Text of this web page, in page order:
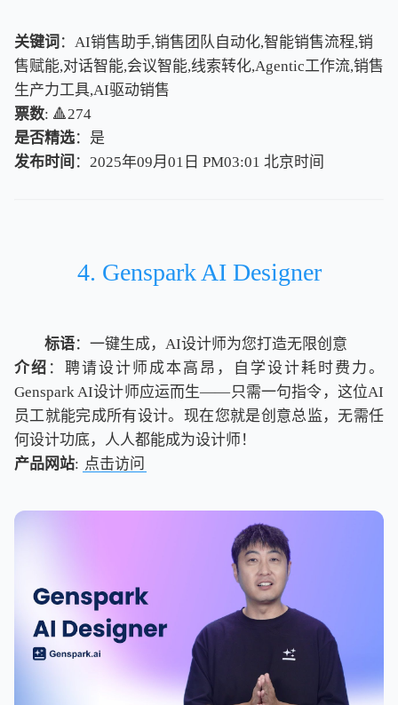
关键词 ：AI销售助手,销售团队自动化,智能销售流程,销
售赋能,对话智能,会议智能,线索转化,Agentic工作流,销售
生产力工具,AI驱动销售
票数: 🔺274
是否精选：是
发布时间 ：2025年09月01日 PM03:01 北京时间
北京时间
4. Genspark AI Designer
标语：一键生成，AI设计师为您打造无限创意
介绍 ：聘请设计师成本高昂，自学设计耗时费力。
Genspark AI设计师应运而生——只需一句指令，这位AI
员工就能完成所有设计。现在您就是创意总监，无需任
何设计功底，人人都能成为设计师！
产品网站: 点击访问